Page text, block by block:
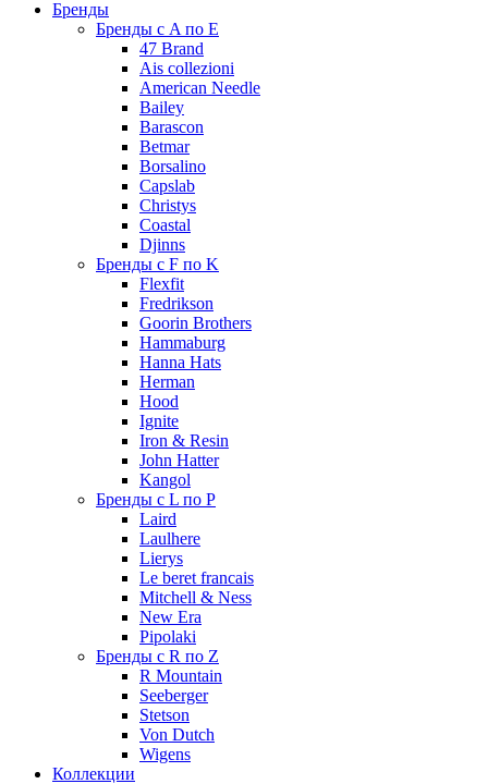
Бренды
Бренды с A по E
47 Brand
Ais collezioni
American Needle
Bailey
Barascon
Betmar
Borsalino
Capslab
Christys
Coastal
Djinns
Бренды с F по K
Flexfit
Fredrikson
Goorin Brothers
Hammaburg
Hanna Hats
Herman
Hood
Ignite
Iron & Resin
John Hatter
Kangol
Бренды с L по P
Laird
Laulhere
Lierys
Le beret francais
Mitchell & Ness
New Era
Pipolaki
Бренды с R по Z
R Mountain
Seeberger
Stetson
Von Dutch
Wigens
Коллекции